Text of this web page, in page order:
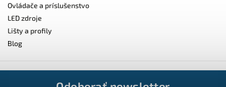
Ovládače a príslušenstvo
LED zdroje
Lišty a profily
Blog